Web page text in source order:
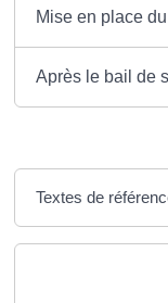
Mise en place
Après le bail de
Textes de